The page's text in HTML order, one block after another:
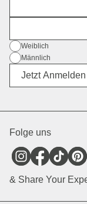
Geschlecht
Weiblich
Männlich
Divers
Jetzt Anmelden
Folge uns
& Share Your